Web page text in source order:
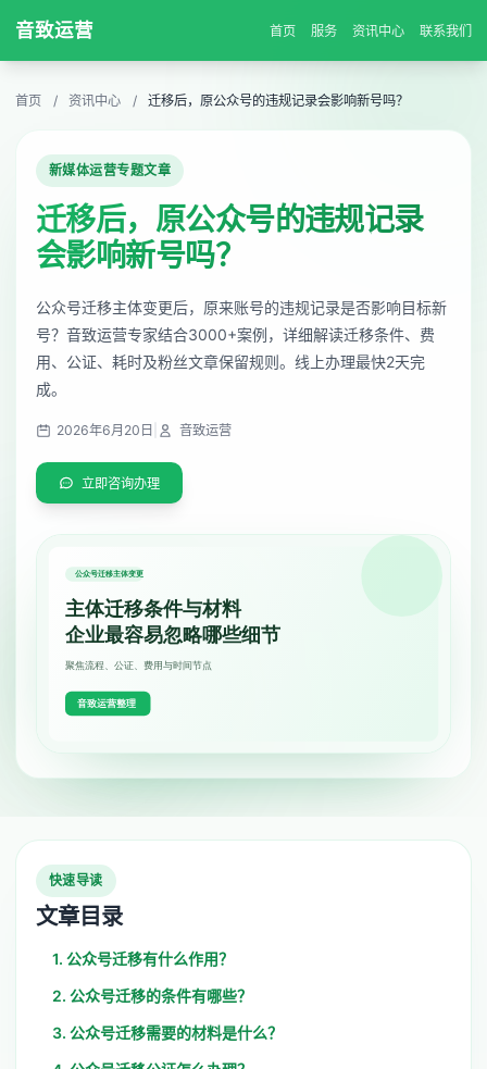
音致运营 首页 服务 资讯中心 联系我们
首页 / 资讯中心 / 迁移后，原公众号的违规记录会影响新号吗？
新媒体运营专题文章
迁移后，原公众号的违规记录
会影响新号吗？
公众号迁移主体变更后，原来账号的违规记录是否影响目标新
号？音致运营专家结合3000+案例，详细解读迁移条件、费
用、公证、耗时及粉丝文章保留规则。线上办理最快2天完
成。
2026年6月20日 音致运营
立即咨询办理
快速导读
文章目录
1. 公众号迁移有什么作用？
2. 公众号迁移的条件有哪些？
3. 公众号迁移需要的材料是什么？